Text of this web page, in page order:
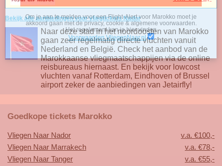
Bekijk alle aanbiedingen voor vliegtickets Nador
Naar deze stad in het noordoosten van Marokko
gaan zeer regelmatig directe vluchten vanuit
Nederland en België. Check het aanbod van de
Marokkaanse vliegmaatschappijen via de online
reisbureaus hiernaast. En bekijk voor lowcost
vluchten vanaf Rotterdam, Eindhoven of Brussel
airport zeker de aanbiedingen van Jetairfly!
Goedkope tickets Marokko
Vliegen Naar Nador
v.a. €100,-
Vliegen Naar Marrakech
v.a. €78,-
Vliegen Naar Tanger
v.a. €55,-
Om je aan te melden voor een Flight-Alert voor
Voorwaarden VliegenNaar.nl